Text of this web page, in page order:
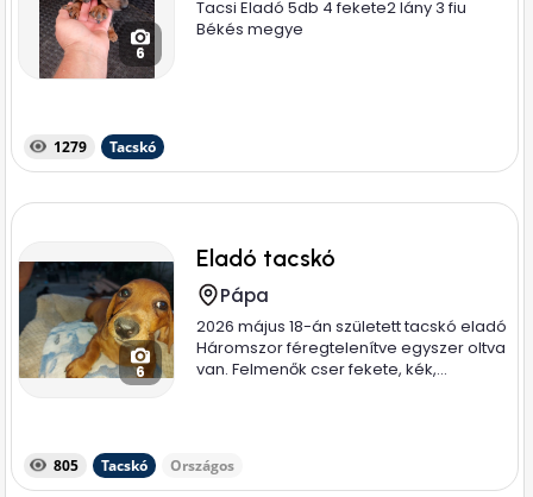
6
Tacsi Eladó 5db 4 fekete2 lány 3 fiu
Békés megye
1279 Tacskó
6
Eladó tacskó
Pápa
2026 május 18-án született tacskó eladó
Háromszor féregtelenítve egyszer oltva
van. Felmenők cser fekete, kék,...
805 Tacskó Országos